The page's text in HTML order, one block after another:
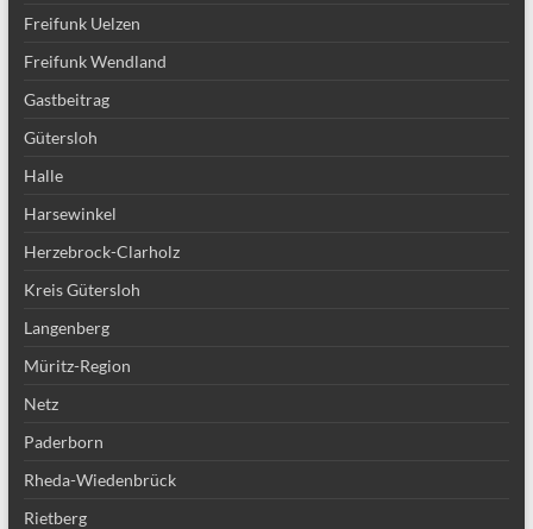
Freifunk Uelzen
Freifunk Wendland
Gastbeitrag
Gütersloh
Halle
Harsewinkel
Herzebrock-Clarholz
Kreis Gütersloh
Langenberg
Müritz-Region
Netz
Paderborn
Rheda-Wiedenbrück
Rietberg